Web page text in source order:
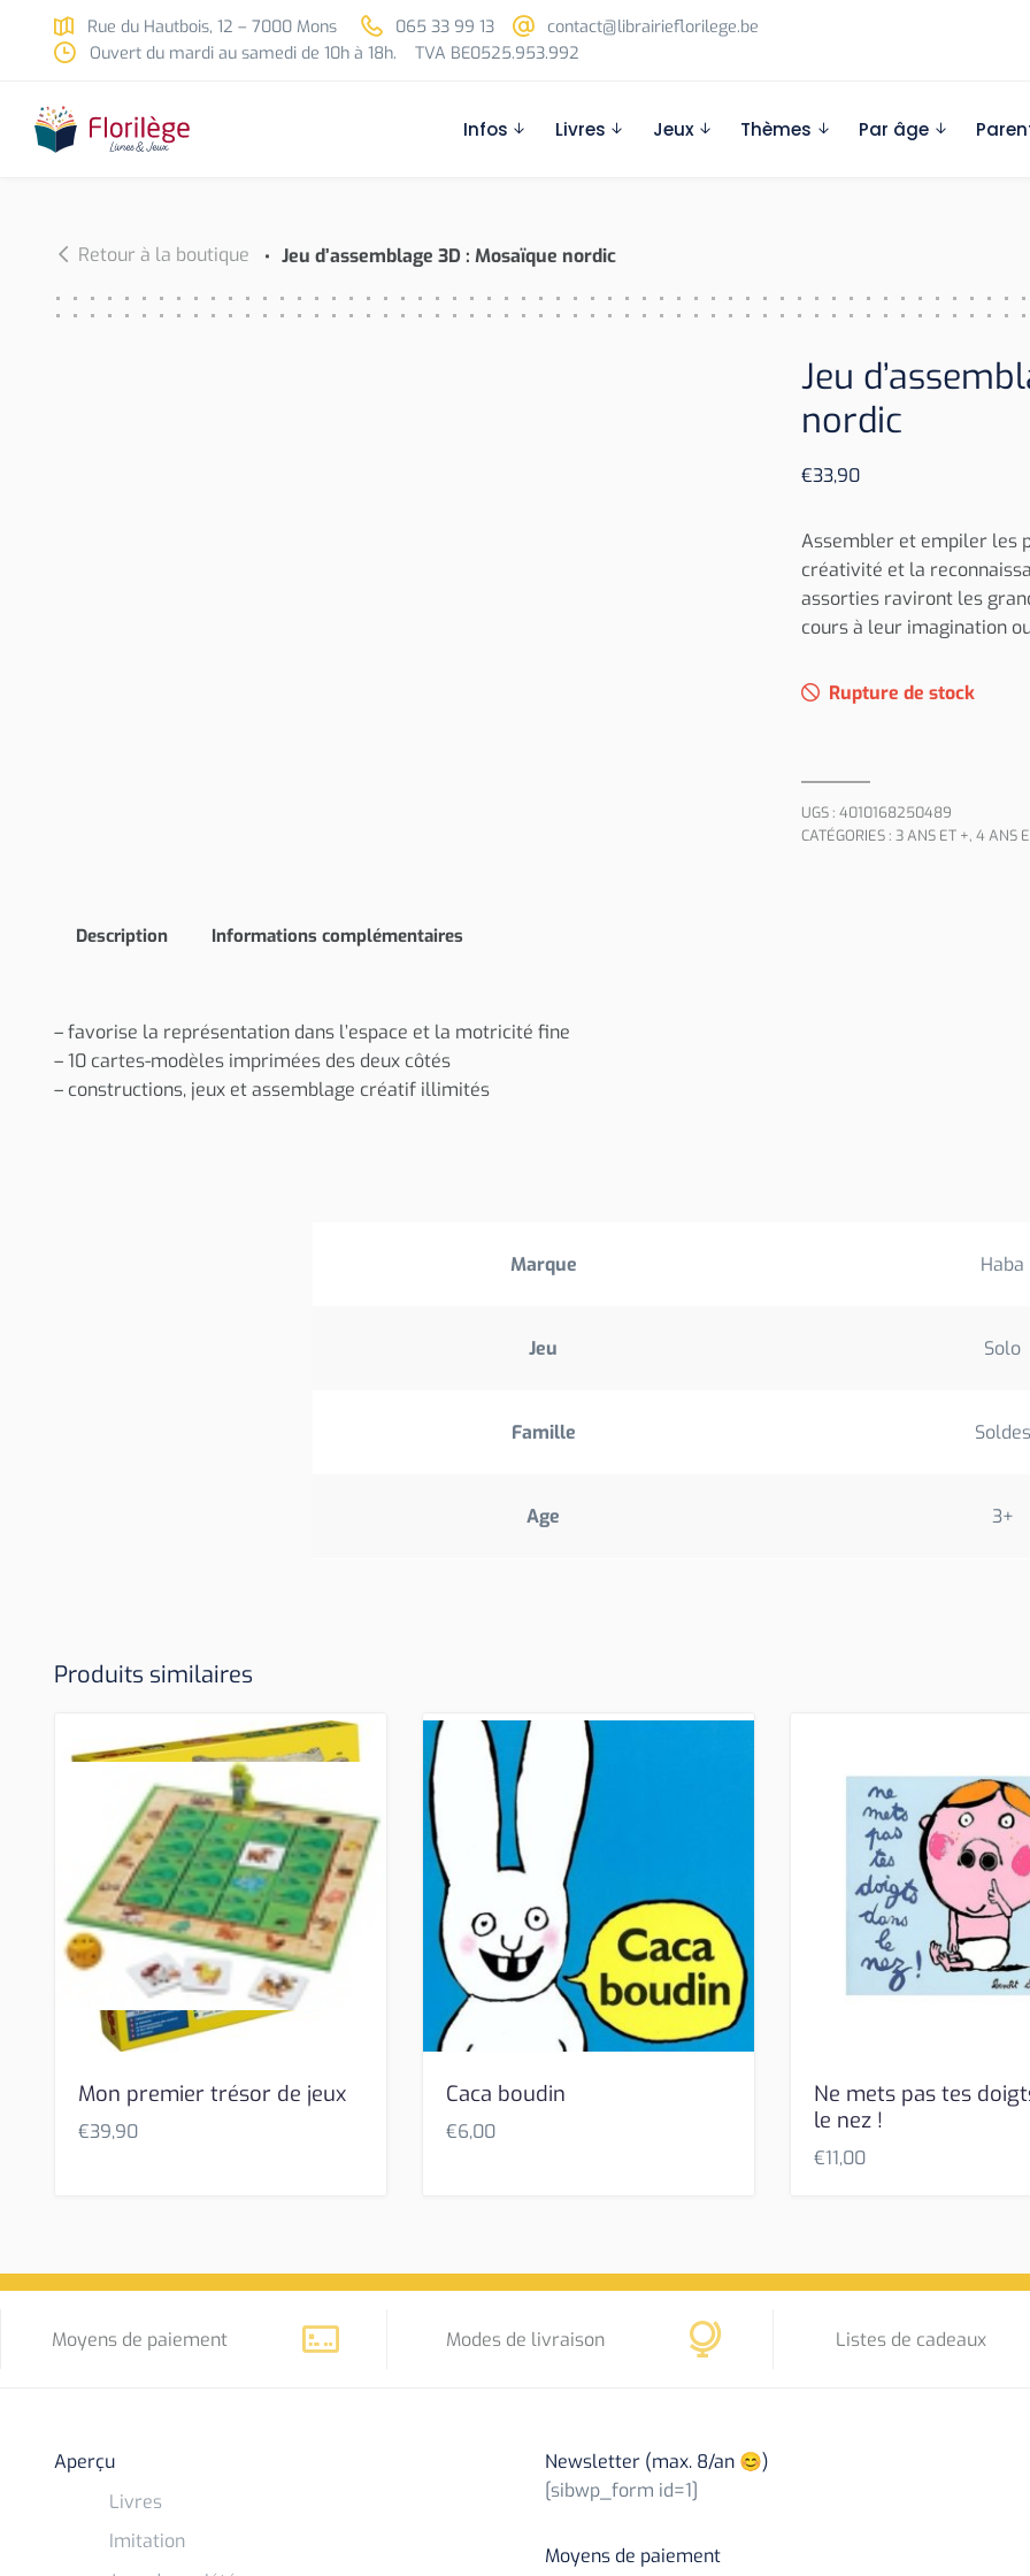
Skip to main content
Rue du Hautbois, 12 – 7000 Mons 065 33 99 13
contact@librairieflorilege.be
Ouvert du mardi au samedi de 10h à 18h.
TVA BE0525.953.992
Infos Livres Jeux Thèmes Par âge
Retour à la boutique Jeu d’assemblage 3D : Mosaïque nordic
Jeu
nordic
€33,90
Assembler et empiler les
créativité et la
assorties raviront les
cours à leur imagination
Rupture de stock
UGS : 4010168250489
CATÉGORIES : 3 ANS ET +, 4 ANS
Description Informations complémentaires
– favorise la représentation dans l’espace et la motricité fine
– 10 cartes-modèles imprimées des deux côtés
– constructions, jeux et assemblage créatif illimités
Marque Haba
Jeu Solo
Famille Soldes
Age 3+
Produits similaires
Mon premier trésor de jeux
€39,90
Caca boudin
€6,00
Ne mets pas tes
le nez !
€11,00
Moyens de paiement Modes de livraison Listes de cadeaux
Aperçu
Livres
Imitation
Newsletter (max. 8/an 😊)
[sibwp_form id=1]
Moyens de paiement